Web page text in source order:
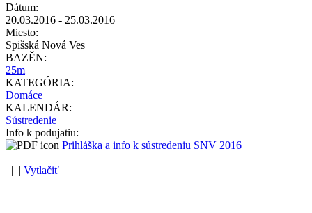
Dátum:
20.03.2016 - 25.03.2016
Miesto:
Spišská Nová Ves
BAZĚN:
25m
KATEGÓRIA:
Domáce
KALENDÁR:
Sústredenie
Info k podujatiu:
Prihláška a info k sústredeniu SNV 2016
| | Vytlačiť